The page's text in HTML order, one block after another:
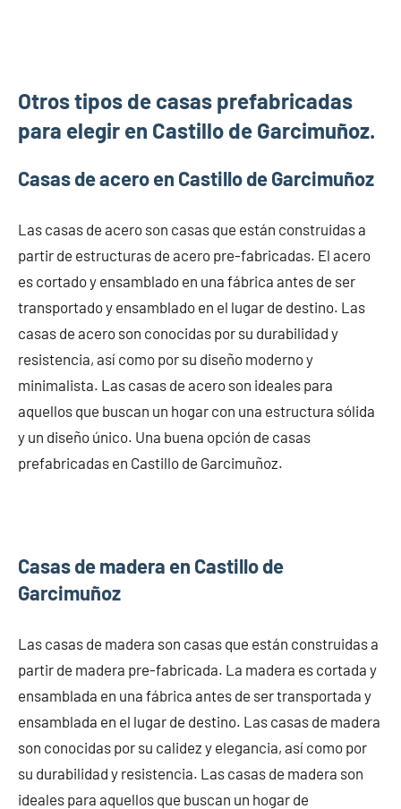
Otros tipos de casas prefabricadas
para elegir en Castillo de Garcimuñoz.
Casas de acero en Castillo de Garcimuñoz
Las casas de acero son casas que están construidas a
partir de estructuras de acero pre-fabricadas. El acero
es cortado y ensamblado en una fábrica antes de ser
transportado y ensamblado en el lugar de destino. Las
casas de acero son conocidas por su durabilidad y
resistencia, así como por su diseño moderno y
minimalista. Las casas de acero son ideales para
aquellos que buscan un hogar con una estructura sólida
y un diseño único. Una buena opción de casas
prefabricadas en Castillo de Garcimuñoz.
Casas de madera en Castillo de
Garcimuñoz
Las casas de madera son casas que están construidas a
partir de madera pre-fabricada. La madera es cortada y
ensamblada en una fábrica antes de ser transportada y
ensamblada en el lugar de destino. Las casas de madera
son conocidas por su calidez y elegancia, así como por
su durabilidad y resistencia. Las casas de madera son
ideales para aquellos que buscan un hogar de